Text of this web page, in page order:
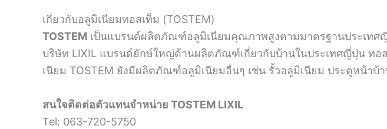
เกี่ยวกับอลูมิเนียมทอสเท็ม (TOSTEM)
TOSTEM เป็นแบรนด์ผลิตภัณฑ์อลูมิเนียมคุณภาพสูงตามมาตรฐานประเทศ
บริษัท LIXIL แบรนด์ยักษ์ใหญ่ด้านผลิตภัณฑ์เกี่ยวกับบ้านในประเทศญี่ปุ่น ทอ
เนียม TOSTEM ยังมีผลิตภัณฑ์อลูมิเนียมอื่นๆ เช่น รั้วอลูมิเนียม ประตูหน้าบ้
สนใจติดต่อตัวแทนจำหน่าย TOSTEM LIXIL
Tel: 063-720-5750